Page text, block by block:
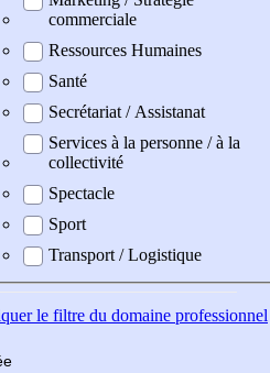
commerciale
Ressources Humaines
Santé
Secrétariat / Assistanat
Services à la personne / à la
collectivité
Spectacle
Sport
Transport / Logistique
le filtre du domaine professionnel